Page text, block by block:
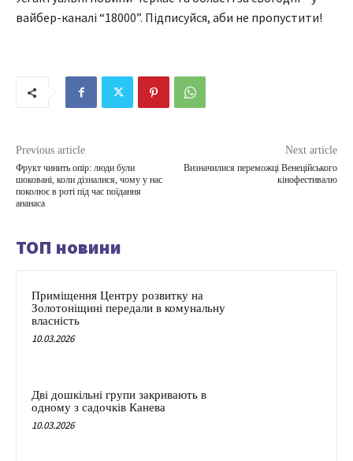
вайбер-каналі “18000”. Підписуйся, аби не пропустити!
Previous article
Фрукт чинить опір: люди були
шоковані, коли дізналися, чому у нас
поколює в роті під час поїдання
ананаса
Next article
Визначилися переможці Венеційського
кінофестивалю
ТОП новини
Приміщення Центру розвитку на
Золотоніщині передали в комунальну
власність
10.03.2026
Дві дошкільні групи закривають в
одному з садочків Канева
10.03.2026